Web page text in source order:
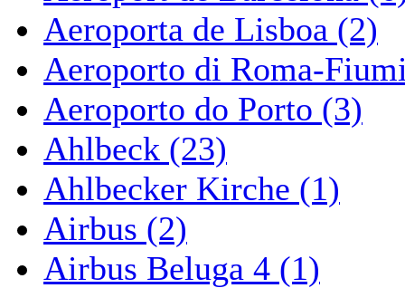
Aeroporta de Lisboa (2)
Aeroporto di Roma-
Aeroporto do Porto (3)
Ahlbeck (23)
Ahlbecker Kirche (1)
Airbus (2)
Airbus Beluga 4 (1)